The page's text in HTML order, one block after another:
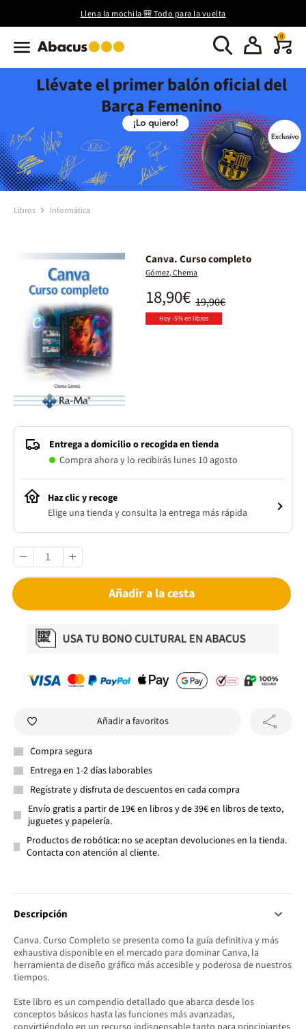
Llena la mochila 🎒 Todo para la vuelta
0
Llévate el primer balón oficial del
Barça Femenino
Libros Informática
Canva. Curso completo
Gómez, Chema
19,90€
18,90€
Hoy -5% en libros
Entrega a domicilio o recogida en tienda
Compra ahora y lo recibirás lunes 10 agosto
Haz clic y recoge
Elige una tienda y consulta la entrega más rápida
Añadir a la cesta
Añadir a favoritos
Compra segura
Entrega en 1-2 días laborables
Regístrate y disfruta de descuentos en cada compra
Envío gratis a partir de 19€ en libros y de 39€ en libros de texto,
juguetes y papelería.
Productos de robótica: no se aceptan devoluciones en la tienda.
Contacta con atención al cliente.
Descripción
Canva. Curso Completo se presenta como la guía definitiva y más
exhaustiva disponible en el mercado para dominar Canva, la
herramienta de diseño gráfico más accesible y poderosa de nuestros
tiempos.
Este libro es un compendio detallado que abarca desde los
conceptos básicos hasta las funciones más avanzadas,